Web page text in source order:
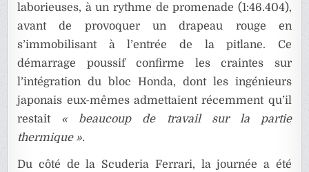
laborieuses, à un rythme de promenade (1:46.404),
avant de provoquer un drapeau rouge en
s’immobilisant à l’entrée de la pitlane. Ce
démarrage poussif confirme les craintes sur
l’intégration du bloc Honda, dont les ingénieurs
japonais eux-mêmes admettaient récemment qu’il
restait « beaucoup de travail sur la partie
thermique ».
Du côté de la Scuderia Ferrari, la journée a été